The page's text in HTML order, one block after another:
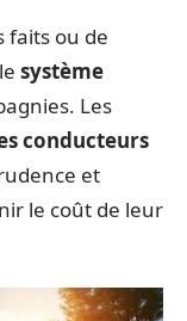
faits ou de
système
Les
conducteurs
et
le coût de leur